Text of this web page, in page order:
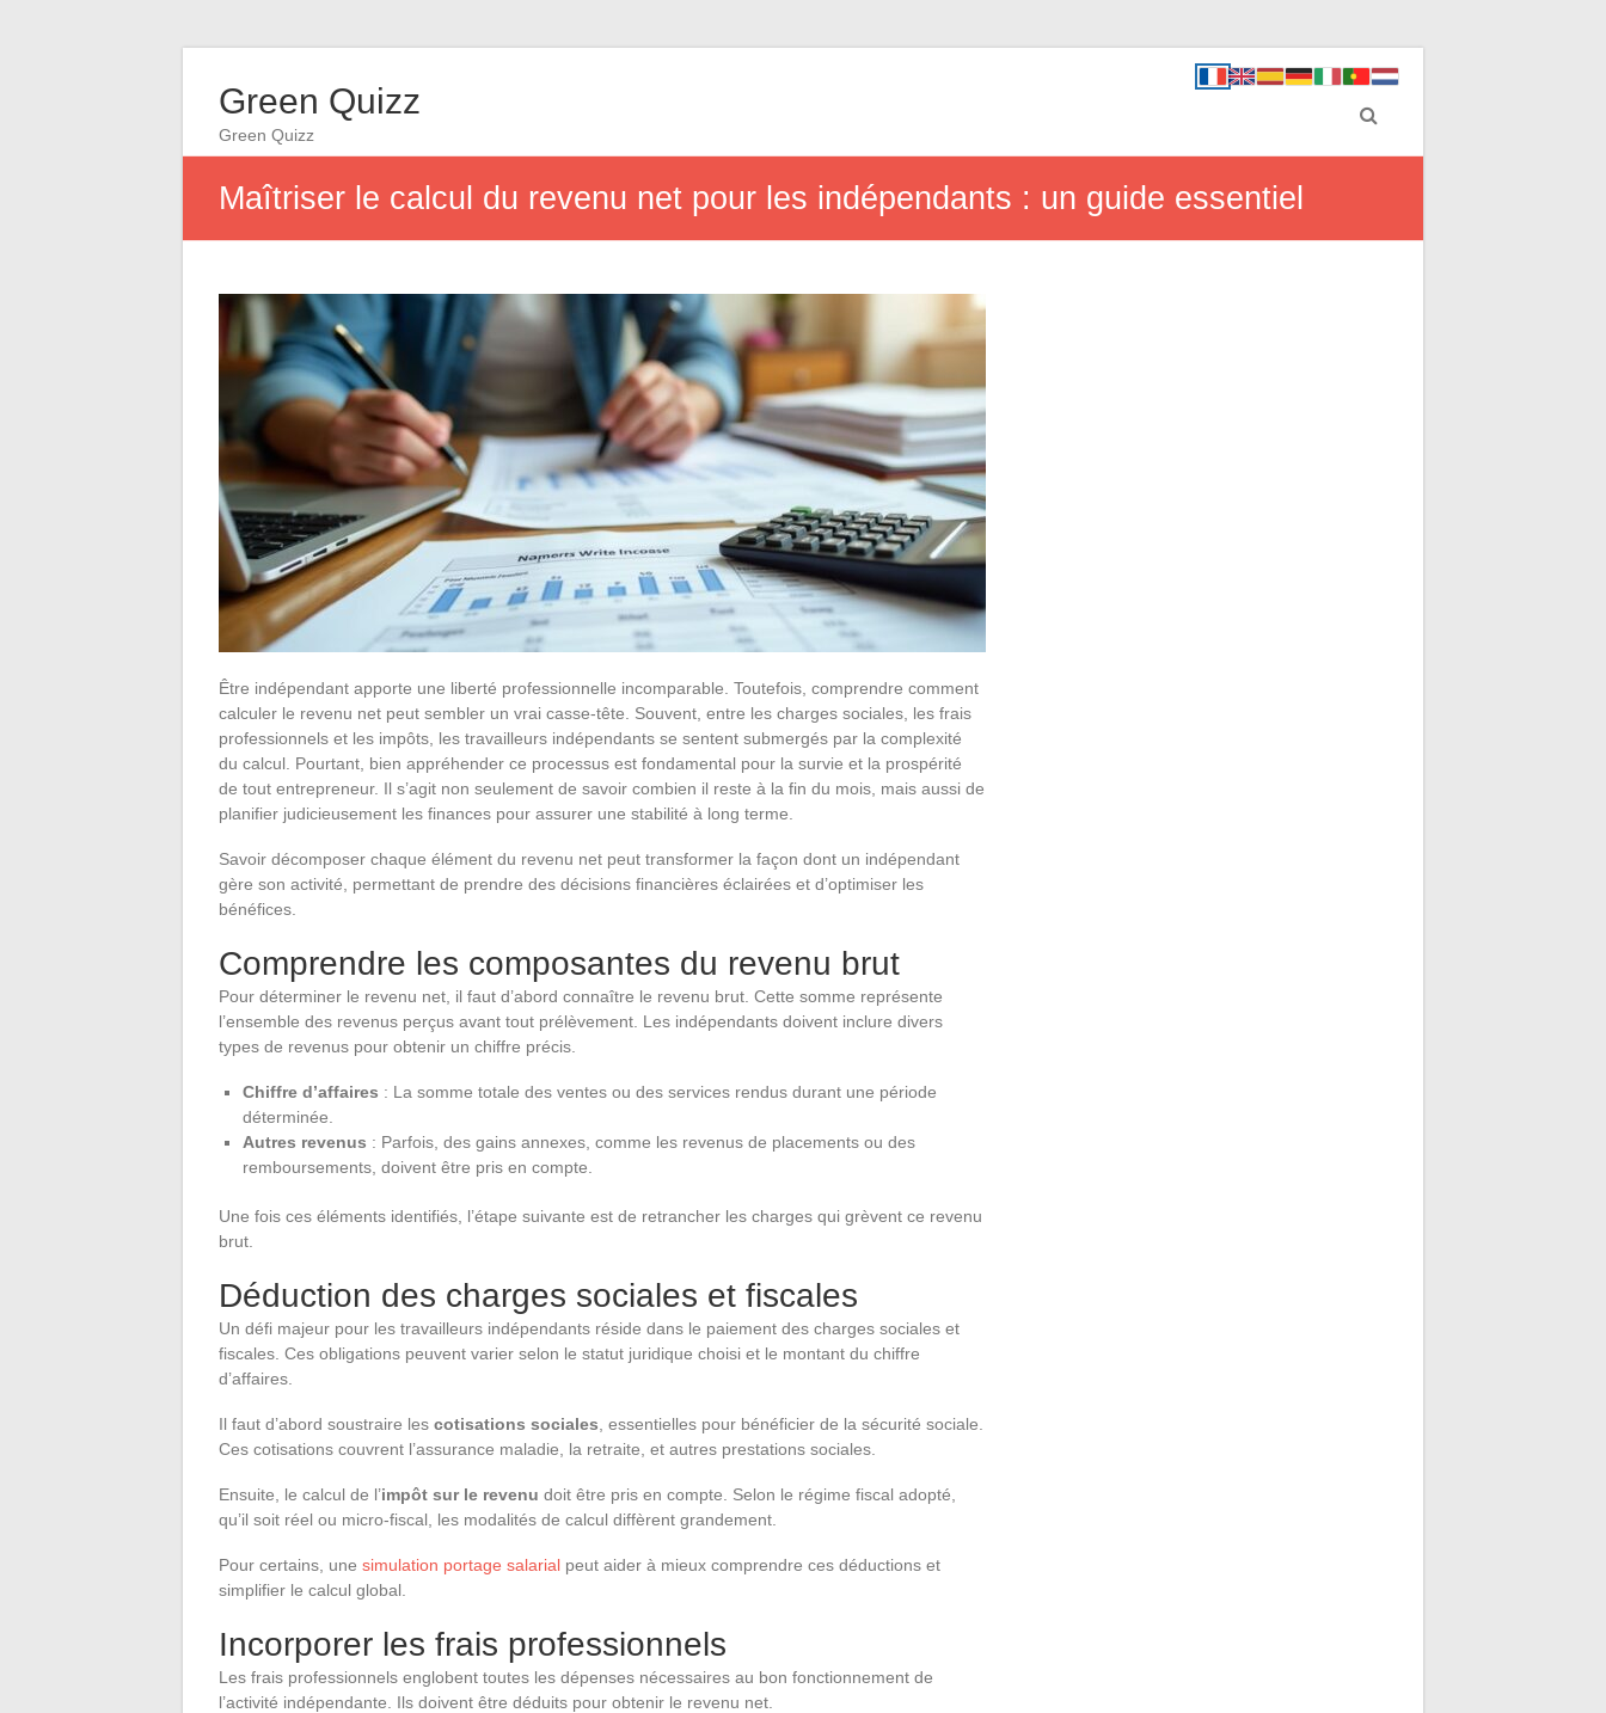
Green Quizz
Green Quizz
Maîtriser le calcul du revenu net pour les indépendants : un guide essentiel
Être indépendant apporte une liberté professionnelle incomparable. Toutefois, comprendre comment
calculer le revenu net peut sembler un vrai casse-tête. Souvent, entre les charges sociales, les frais
professionnels et les impôts, les travailleurs indépendants se sentent submergés par la complexité
du calcul. Pourtant, bien appréhender ce processus est fondamental pour la survie et la prospérité
de tout entrepreneur. Il s’agit non seulement de savoir combien il reste à la fin du mois, mais aussi de
planifier judicieusement les finances pour assurer une stabilité à long terme.
Savoir décomposer chaque élément du revenu net peut transformer la façon dont un indépendant
gère son activité, permettant de prendre des décisions financières éclairées et d’optimiser les
bénéfices.
Comprendre les composantes du revenu brut
Pour déterminer le revenu net, il faut d’abord connaître le revenu brut. Cette somme représente
l’ensemble des revenus perçus avant tout prélèvement. Les indépendants doivent inclure divers
types de revenus pour obtenir un chiffre précis.
Chiffre d’affaires : La somme totale des ventes ou des services rendus durant une période
déterminée.
Autres revenus : Parfois, des gains annexes, comme les revenus de placements ou des
remboursements, doivent être pris en compte.
Une fois ces éléments identifiés, l’étape suivante est de retrancher les charges qui grèvent ce revenu
brut.
Déduction des charges sociales et fiscales
Un défi majeur pour les travailleurs indépendants réside dans le paiement des charges sociales et
fiscales. Ces obligations peuvent varier selon le statut juridique choisi et le montant du chiffre
d’affaires.
Il faut d’abord soustraire les cotisations sociales , essentielles pour bénéficier de la sécurité sociale.
Ces cotisations couvrent l’assurance maladie, la retraite, et autres prestations sociales.
Ensuite, le calcul de l’impôt sur le revenu doit être pris en compte. Selon le régime fiscal adopté,
qu’il soit réel ou micro-fiscal, les modalités de calcul diffèrent grandement.
Pour certains, une simulation portage salarial peut aider à mieux comprendre ces déductions et
simplifier le calcul global.
Incorporer les frais professionnels
Les frais professionnels englobent toutes les dépenses nécessaires au bon fonctionnement de
l’activité indépendante. Ils doivent être déduits pour obtenir le revenu net.